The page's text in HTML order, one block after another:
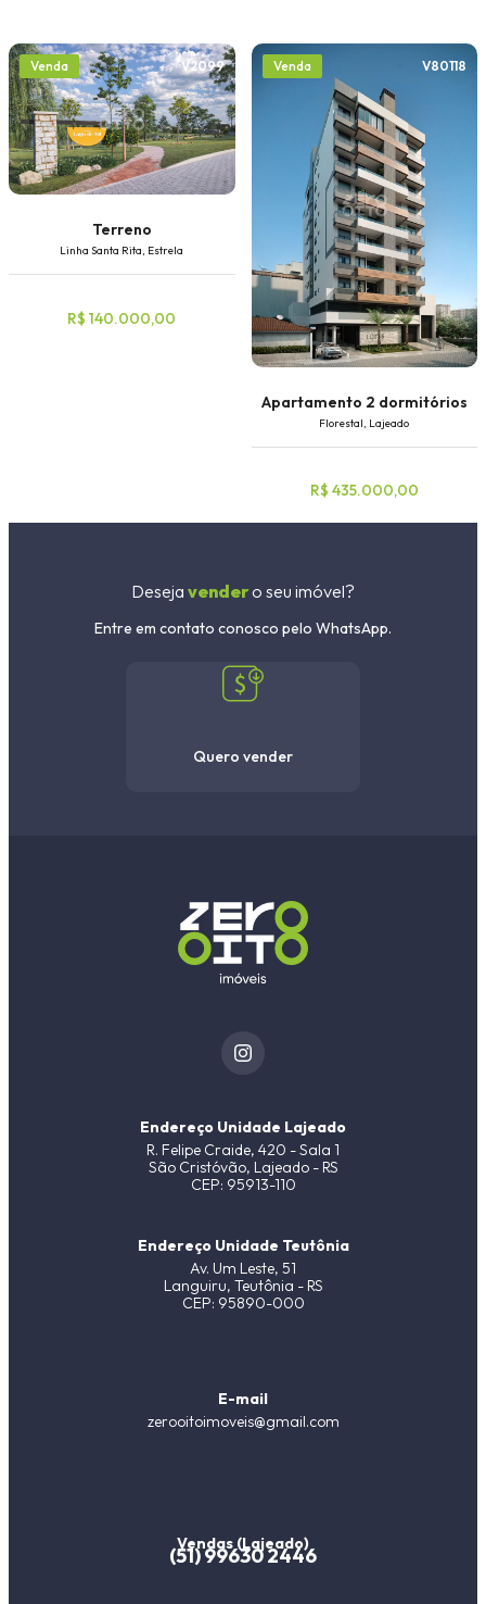
Venda V2099
Terreno
Linha Santa Rita, Estrela
R$ 140.000,00
Venda V80118
Apartamento 2 dormitórios
Florestal, Lajeado
R$ 435.000,00
Deseja vendero seu imóvel?
Entre em contato conosco pelo WhatsApp.
Quero vender
Endereço Unidade Lajeado
R. Felipe Craide, 420 - Sala 1
São Cristóvão, Lajeado - RS
CEP: 95913-110
Endereço Unidade Teutônia
Av. Um Leste, 51
Languiru, Teutônia - RS
CEP: 95890-000
E-mail
zerooitoimoveis@gmail.com
Vendas (Lajeado)
(51) 99630 2446